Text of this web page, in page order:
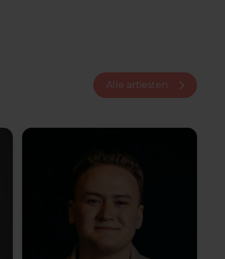
Alle artiesten